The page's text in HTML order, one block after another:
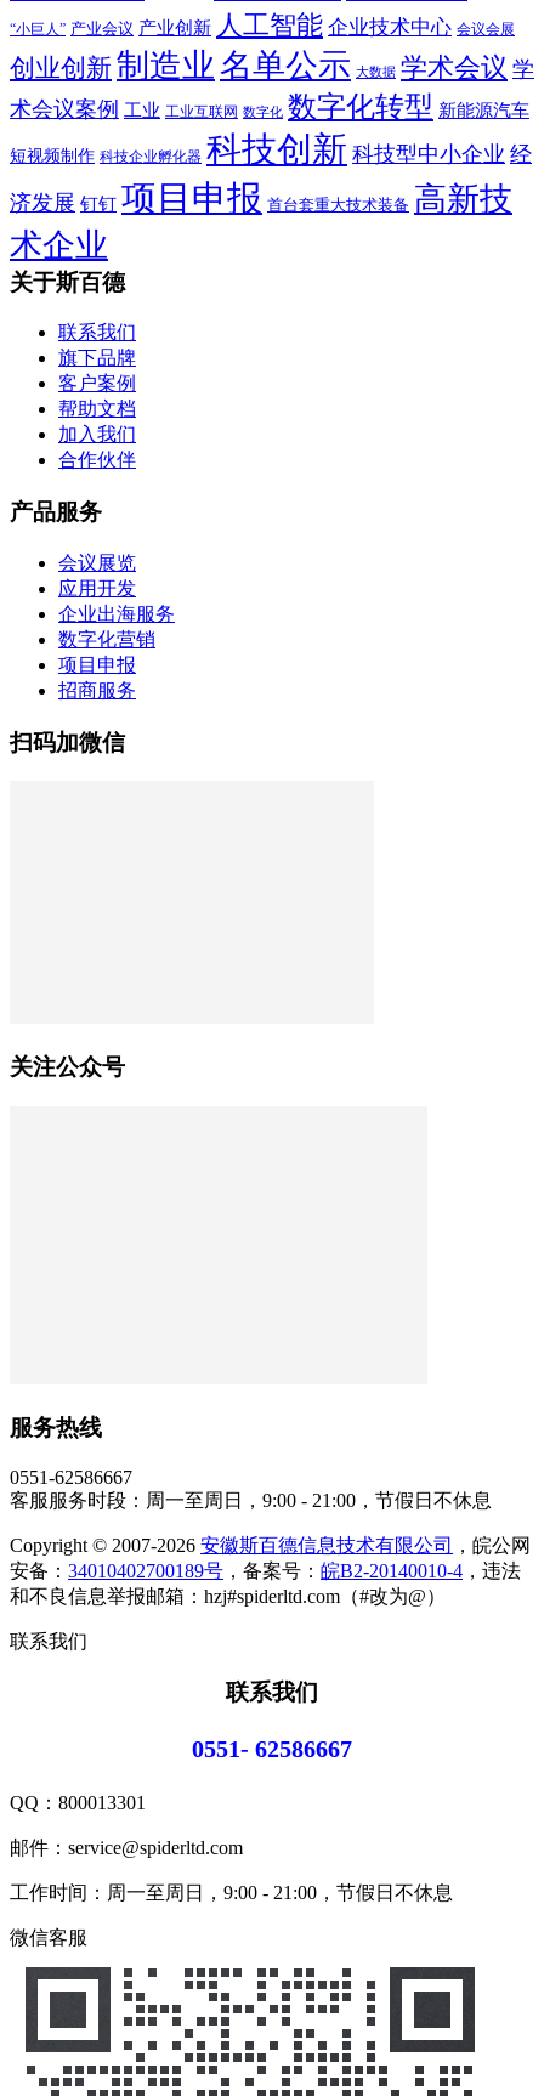
“小巨人” 产业会议 产业创新 人工智能 企业技术中心 会议会展
创业创新制造业 名单公示 大数据 学术会议 学
术会议案例 工业 工业互联网 数字化 数字化转型 新能源汽车
短视频制作 科技企业孵化器 科技创新 科技型中小企业 经
济发展 钉钉 项目申报 首台套重大技术装备 高新技
术企业
关于斯百德
联系我们
旗下品牌
客户案例
帮助文档
加入我们
合作伙伴
产品服务
会议展览
应用开发
企业出海服务
数字化营销
项目申报
招商服务
扫码加微信
关注公众号
服务热线
0551-62586667
客服服务时段：周一至周日，9:00 - 21:00，节假日不休息
Copyright © 2007-2026 安徽斯百德信息技术有限公司
，皖公网
安备： 34010402700189号 ，备案号： 皖B2-20140010-4 ，违法
和不良信息举报邮箱：hzj#spiderltd.com（#改为@）
联系我们
联系我们
0551- 62586667
QQ： 800013301
邮件：service@spiderltd.com
工作时间：周一至周日，9:00 - 21:00，节假日不休息
微信客服